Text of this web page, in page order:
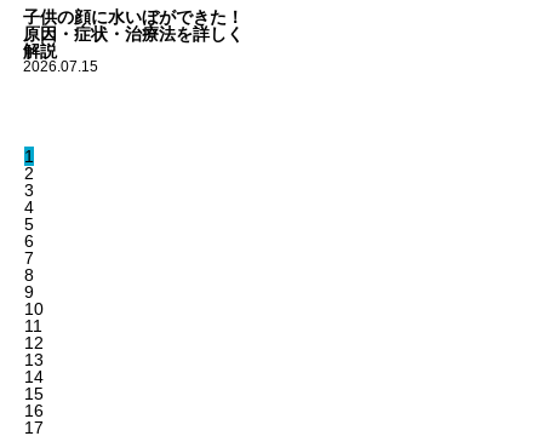
子供の顔に水いぼができた！
原因・症状・治療法を詳しく
解説
2026.07.15
1
2
3
4
5
6
7
8
9
10
11
12
13
14
15
16
17